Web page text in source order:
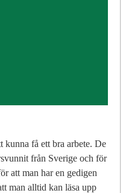
kunna få ett bra arbete. De
från Sverige och för
att man har en gedigen
man alltid kan läsa upp